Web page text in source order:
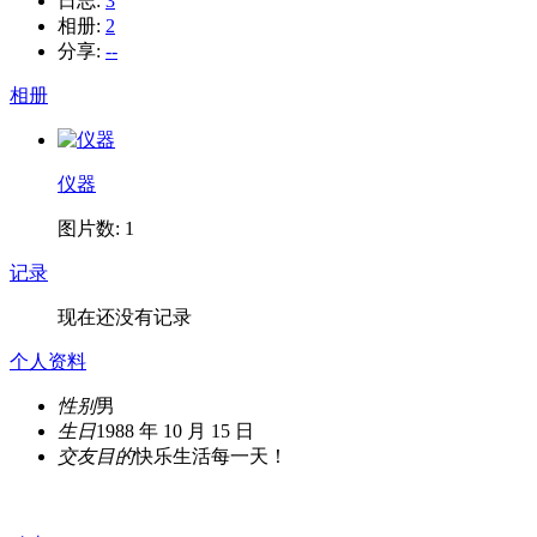
相册: 2
分享: --
相册
仪器
图片数: 1
记录
现在还没有记录
个人资料
性别男
生日1988 年 10 月 15 日
交友目的快乐生活每一天！